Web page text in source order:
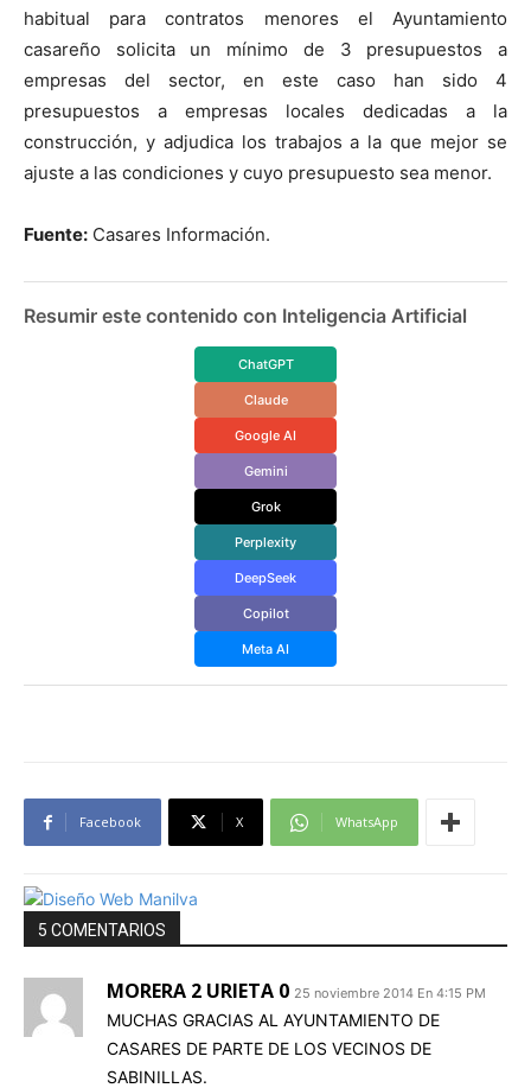
habitual para contratos menores el Ayuntamiento
casareño solicita un mínimo de 3 presupuestos a
empresas del sector, en este caso han sido 4
presupuestos a empresas locales dedicadas a la
construcción, y adjudica los trabajos a la que mejor se
ajuste a las condiciones y cuyo presupuesto sea menor.
Fuente: Casares Información.
Resumir este contenido con Inteligencia Artificial
ChatGPT
Claude
Google AI
Gemini
Grok
Perplexity
DeepSeek
Copilot
Meta AI
Facebook X WhatsApp
5 COMENTARIOS
MORERA 2 URIETA 0 25 noviembre 2014 En 4:15 PM
MUCHAS GRACIAS AL AYUNTAMIENTO DE
CASARES DE PARTE DE LOS VECINOS DE
SABINILLAS.